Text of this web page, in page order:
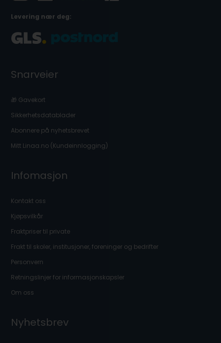
Levering nær deg:
Snarveier
🎁 Gavekort
Sikkerhetsdatablader
Abonnere på nyhetsbrevet
Mitt Linaa.no (Kundeinnlogging)
Infomasjon
Kontakt oss
Kjøpsvilkår
Fraktpriser til private
Frakt til skoler, institusjoner, foreninger og bedrifter
Personvern
Retningslinjer for informasjonskapsler
Om oss
Nyhetsbrev